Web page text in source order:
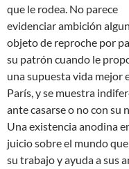
que le rodea. No parece
evidenciar ambición
objeto de reproche por
su patrón cuando le
una supuesta vida mejor
París, y se muestra
ante casarse o no con su
Una existencia anodina
juicio sobre el mundo
su trabajo y ayuda a sus